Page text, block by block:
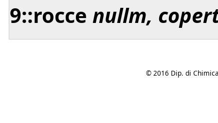
9::rocce nullm,
© 2016 Dip. di